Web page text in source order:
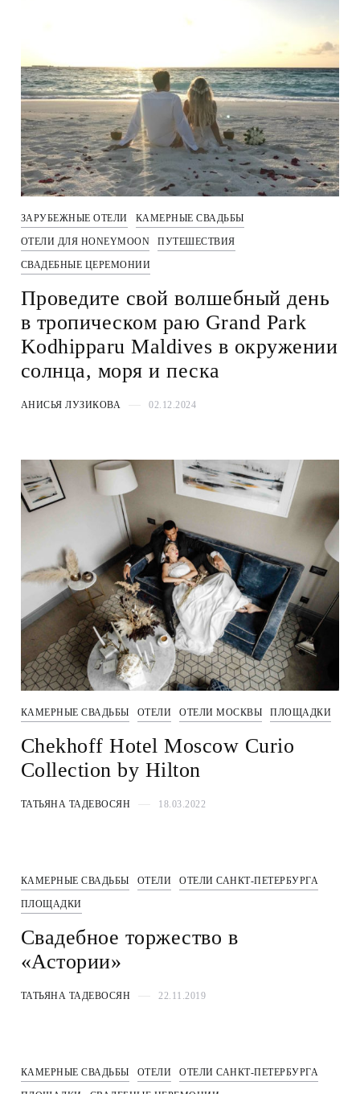
ЗАРУБЕЖНЫЕ ОТЕЛИ КАМЕРНЫЕ СВАДЬБЫ
ОТЕЛИ ДЛЯ HONEYMOON ПУТЕШЕСТВИЯ
СВАДЕБНЫЕ ЦЕРЕМОНИИ
Проведите свой волшебный день
в тропическом раю Grand Park
Kodhipparu Maldives в окружении
солнца, моря и песка
АНИСЬЯ ЛУЗИКОВА 02.12.2024
КАМЕРНЫЕ СВАДЬБЫ ОТЕЛИ ОТЕЛИ МОСКВЫ ПЛОЩАДКИ
Chekhoff Hotel Moscow Curio
Collection by Hilton
ТАТЬЯНА ТАДЕВОСЯН 18.03.2022
КАМЕРНЫЕ СВАДЬБЫ ОТЕЛИ ОТЕЛИ САНКТ-ПЕТЕРБУРГА
ПЛОЩАДКИ
Cвадебное торжество в
«Астории»
ТАТЬЯНА ТАДЕВОСЯН 22.11.2019
КАМЕРНЫЕ СВАДЬБЫ ОТЕЛИ ОТЕЛИ САНКТ-ПЕТЕРБУРГА